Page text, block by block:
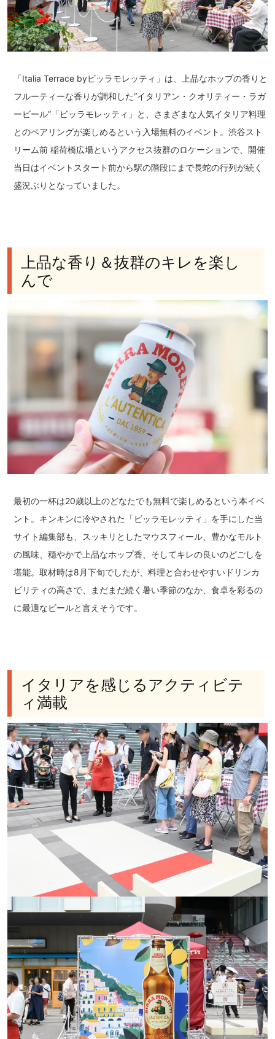
「Italia Terrace byビッラモレッティ」は、上品なホップの香りと
フルーティーな香りが調和した“イタリアン・クオリティー・ラガ
ービール”「ビッラモレッティ」と、さまざまな人気イタリア料理
とのペアリングが楽しめるという入場無料のイベント。渋谷スト
リーム前 稲荷橋広場というアクセス抜群のロケーションで、開催
当日はイベントスタート前から駅の階段にまで長蛇の行列が続く
盛況ぶりとなっていました。
上品な香り＆抜群のキレを楽し
んで
最初の一杯は20歳以上のどなたでも無料で楽しめるという本イベ
ント。キンキンに冷やされた「ビッラモレッティ」を手にした当
サイト編集部も、スッキリとしたマウスフィール、豊かなモルト
の風味、穏やかで上品なホップ香、そしてキレの良いのどごしを
堪能。取材時は8月下旬でしたが、料理と合わせやすいドリンカ
ビリティの高さで、まだまだ続く暑い季節のなか、食卓を彩るの
に最適なビールと言えそうです。
イタリアを感じるアクティビテ
ィ満載